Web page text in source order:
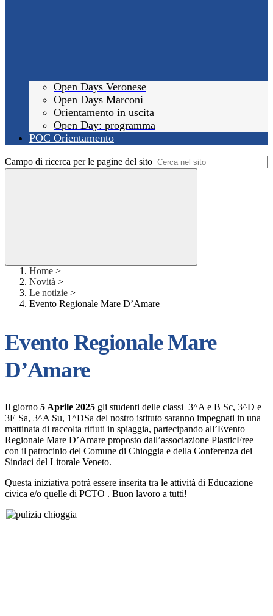
Open Days Veronese
Open Days Marconi
Orientamento in uscita
Open Day: programma
POC Orientamento
Campo di ricerca per le pagine del sito
Home >
Novità >
Le notizie >
Evento Regionale Mare D’Amare
Evento Regionale Mare
D’Amare
Il giorno 5 Aprile 2025 gli studenti delle classi 3^A e B Sc, 3^D e
3E Sa, 3^A Su, 1^DSa del nostro istituto saranno impegnati in una
mattinata di raccolta rifiuti in spiaggia, partecipando all’Evento
Regionale Mare D’Amare proposto dall’associazione PlasticFree
con il patrocinio del Comune di Chioggia e della Conferenza dei
Sindaci del Litorale Veneto.
Questa iniziativa potrà essere inserita tra le attività di Educazione
civica e/o quelle di PCTO . Buon lavoro a tutti!